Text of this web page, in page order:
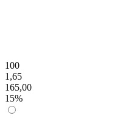
100
1,65
165,00
15%